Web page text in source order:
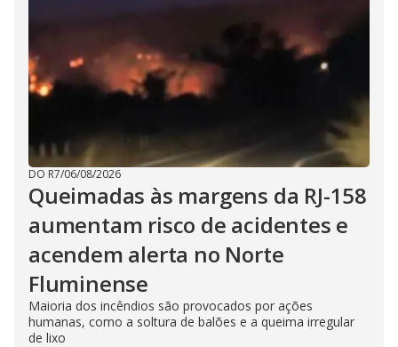
DO R7/06/08/2026
Queimadas às margens da RJ-158
aumentam risco de acidentes e
acendem alerta no Norte
Fluminense
Maioria dos incêndios são provocados por ações
humanas, como a soltura de balões e a queima irregular
de lixo